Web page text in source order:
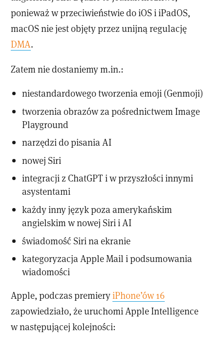
ponieważ w przeciwieństwie do iOS i iPadOS,
macOS nie jest objęty przez unijną regulację
DMA.
Zatem nie dostaniemy m.in.:
niestandardowego tworzenia emoji (Genmoji)
tworzenia obrazów za pośrednictwem Image
Playground
narzędzi do pisania AI
nowej Siri
integracji z ChatGPT i w przyszłości innymi
asystentami
każdy inny język poza amerykańskim
angielskim w nowej Siri i AI
świadomość Siri na ekranie
kategoryzacja Apple Mail i podsumowania
wiadomości
Apple, podczas premieryiPhone’ów 16
zapowiedziało, że uruchomi Apple Intelligence
w następującej kolejności: